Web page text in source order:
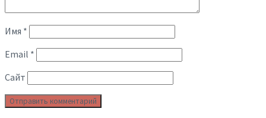
Имя *
Email *
Сайт